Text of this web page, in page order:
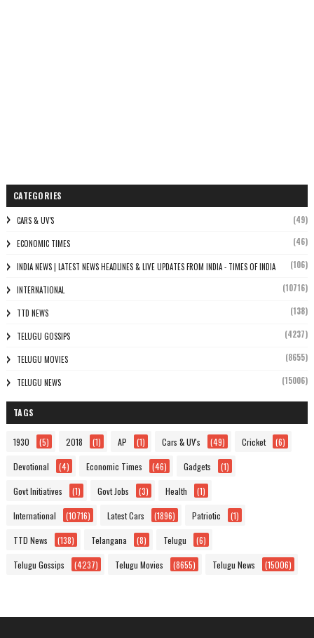
CATEGORIES
CARS & UV'S (49)
ECONOMIC TIMES (46)
INDIA NEWS | LATEST NEWS HEADLINES & LIVE UPDATES FROM INDIA - TIMES OF INDIA (106)
INTERNATIONAL (10716)
TTD NEWS (138)
TELUGU GOSSIPS (4237)
TELUGU MOVIES (8655)
TELUGU NEWS (15006)
TAGS
1930 (5) 2018 (1) AP (1) Cars & UV's (49) Cricket (6)
Devotional (4) Economic Times (46) Gadgets (1)
Govt Initiatives (1) Govt Jobs (3) Health (1)
International (10716) Latest Cars (1896) Patriotic (1)
TTD News (138) Telangana (8) Telugu (6)
Telugu Gossips (4237) Telugu Movies (8655) Telugu News (15006)